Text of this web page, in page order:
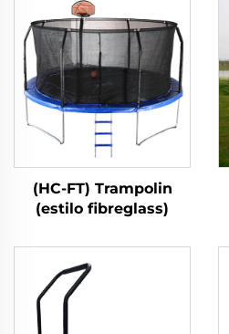
(HC-FT) Trampolin
(estilo fibreglass)